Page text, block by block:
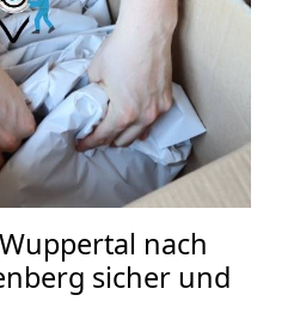
Wuppertal nach
sicher und